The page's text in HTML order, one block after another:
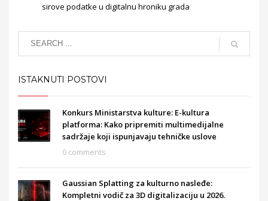
sirove podatke u digitalnu hroniku grada
ISTAKNUTI POSTOVI
Konkurs Ministarstva kulture: E-kultura
platforma: Kako pripremiti multimedijalne
sadržaje koji ispunjavaju tehničke uslove
0 comments
Gaussian Splatting za kulturno nasleđe:
Kompletni vodič za 3D digitalizaciju u 2026.